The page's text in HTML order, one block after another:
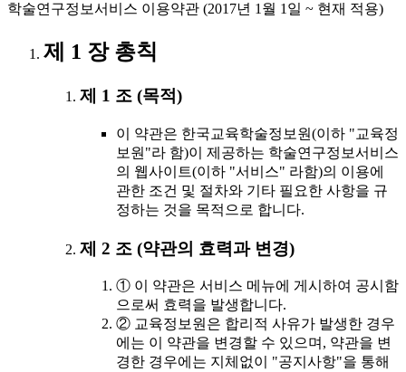
학술연구정보서비스 이용약관 (2017년 1월 1일 ~ 현재 적용)
제 1 장 총칙
제 1 조 (목적)
이 약관은 한국교육학술정보원(이하 "교육정
보원"라 함)이 제공하는 학술연구정보서비스
의 웹사이트(이하 "서비스" 라함)의 이용에
관한 조건 및 절차와 기타 필요한 사항을 규
정하는 것을 목적으로 합니다.
제 2 조 (약관의 효력과 변경)
① 이 약관은 서비스 메뉴에 게시하여 공시함
으로써 효력을 발생합니다.
② 교육정보원은 합리적 사유가 발생한 경우
에는 이 약관을 변경할 수 있으며, 약관을 변
경한 경우에는 지체없이 "공지사항"을 통해